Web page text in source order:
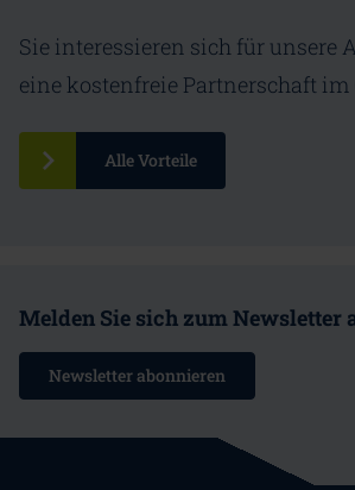
Sie interessieren sich für unsere
eine kostenfreie Partnerschaft im
Alle Vorteile
Melden Sie sich zum Newsletter
Newsletter abonnieren